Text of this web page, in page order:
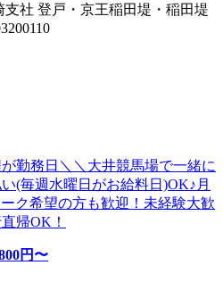
社 登戸・京王稲田堤・稲田堤
勤務日＼＼大井競馬場で一緒に
(毎週水曜日がお給料日)OK♪月
ク希望の方も歓迎！未経験大歓
帰OK！
円〜